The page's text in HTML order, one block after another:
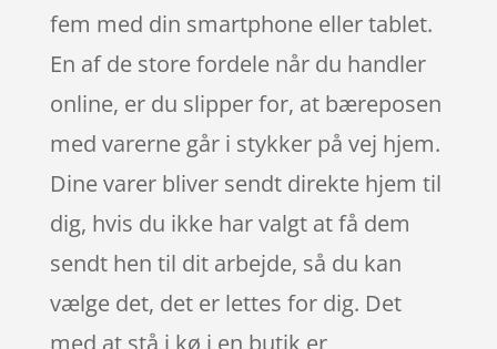
fem med din smartphone eller tablet.
En af de store fordele når du handler
online, er du slipper for, at bæreposen
med varerne går i stykker på vej hjem.
Dine varer bliver sendt direkte hjem til
dig, hvis du ikke har valgt at få dem
sendt hen til dit arbejde, så du kan
vælge det, det er lettes for dig. Det
med at stå i kø i en butik er